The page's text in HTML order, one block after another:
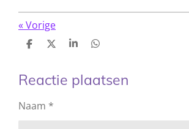
«Vorige
D
e
n
D
l
S
r
e
D
e
n
Reactie plaatsen
Naam *